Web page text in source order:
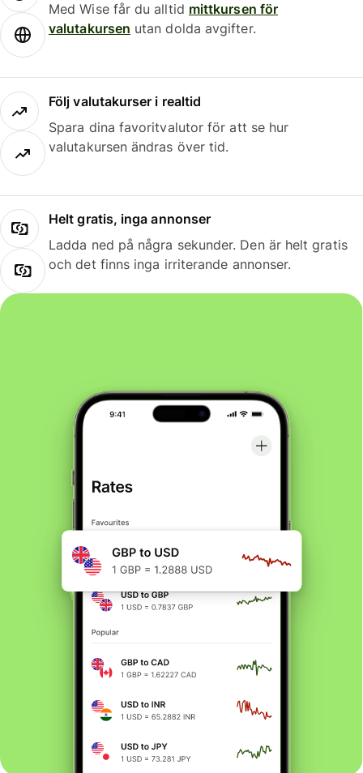
Med Wise får du alltid mittkursen för
valutakursen utan dolda avgifter.
Följ valutakurser i realtid
Spara dina favoritvalutor för att se hur
valutakursen ändras över tid.
Helt gratis, inga annonser
Ladda ned på några sekunder. Den är helt gratis
och det finns inga irriterande annonser.